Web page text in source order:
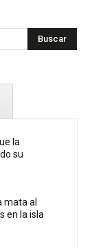
Buscar
la
su
mata al
en la isla